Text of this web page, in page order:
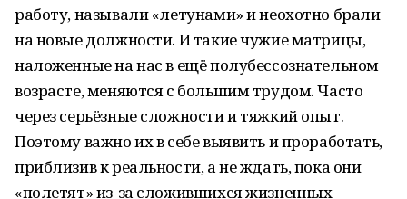
работу, называли «летунами» и неохотно брали
на новые должности. И такие чужие матрицы,
наложенные на нас в ещё полубессознательном
возрасте, меняются с большим трудом. Часто
через серьёзные сложности и тяжкий опыт.
Поэтому важно их в себе выявить и проработать,
приблизив к реальности, а не ждать, пока они
«полетят» из-за сложившихся жизненных